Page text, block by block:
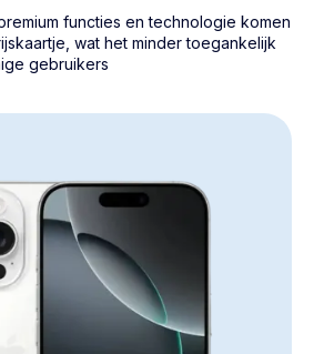
functies en technologie komen
wat het minder toegankelijk
gebruikers